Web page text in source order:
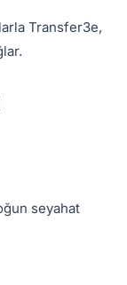
Transfer3e,
seyahat